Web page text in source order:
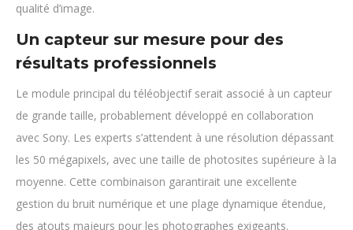
qualité d’image.
Un capteur sur mesure pour des
résultats professionnels
Le module principal du téléobjectif serait associé à un capteur
de grande taille, probablement développé en collaboration
avec Sony. Les experts s’attendent à une résolution dépassant
les 50 mégapixels, avec une taille de photosites supérieure à la
moyenne. Cette combinaison garantirait une excellente
gestion du bruit numérique et une plage dynamique étendue,
des atouts majeurs pour les photographes exigeants.